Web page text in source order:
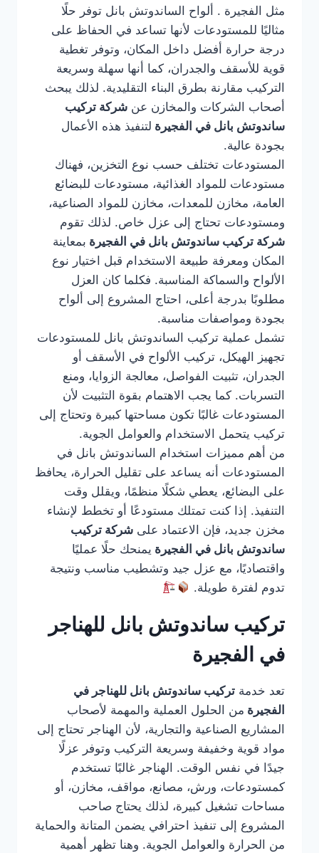
مثل الفجيرة . ألواح الساندوتش بانل توفر حلًا
مثاليًا للمستودعات لأنها تساعد في الحفاظ على
درجة حرارة أفضل داخل المكان، وتوفر تغطية
قوية للأسقف والجدران، كما أنها سهلة وسريعة
التركيب مقارنة بطرق البناء التقليدية. لذلك يبحث
أصحاب الشركات والمخازن عن شركة تركيب
ساندوتش بانل في الفجيرة لتنفيذ هذه الأعمال
بجودة عالية.
المستودعات تختلف حسب نوع التخزين، فهناك
مستودعات للمواد الغذائية، مستودعات للبضائع
العامة، مخازن للمعدات، مخازن للمواد الصناعية،
ومستودعات تحتاج إلى عزل خاص. لذلك تقوم
شركة تركيب ساندوتش بانل في الفجيرة بمعاينة
المكان ومعرفة طبيعة الاستخدام قبل اختيار نوع
الألواح والسماكة المناسبة. فكلما كان العزل
مطلوبًا بدرجة أعلى، احتاج المشروع إلى ألواح
بجودة ومواصفات مناسبة.
تشمل عملية تركيب الساندوتش بانل للمستودعات
تجهيز الهيكل، تركيب الألواح في الأسقف أو
الجدران، تثبيت الفواصل، معالجة الزوايا، ومنع
التسربات. كما يجب الاهتمام بقوة التثبيت لأن
المستودعات غالبًا تكون مساحتها كبيرة وتحتاج إلى
تركيب يتحمل الاستخدام والعوامل الجوية.
من أهم مميزات استخدام الساندوتش بانل في
المستودعات أنه يساعد على تقليل الحرارة، يحافظ
على البضائع، يعطي شكلًا منظمًا، ويقلل وقت
التنفيذ. إذا كنت تمتلك مستودعًا أو تخطط لإنشاء
مخزن جديد، فإن الاعتماد على شركة تركيب
ساندوتش بانل في الفجيرة يمنحك حلًا عمليًا
واقتصاديًا، مع عزل جيد وتشطيب مناسب ونتيجة
تدوم لفترة طويلة.
تركيب ساندوتش بانل للهناجر
في الفجيرة
تعد خدمة تركيب ساندوتش بانل للهناجر في
الفجيرة من الحلول العملية والمهمة لأصحاب
المشاريع الصناعية والتجارية، لأن الهناجر تحتاج إلى
مواد قوية وخفيفة وسريعة التركيب وتوفر عزلًا
جيدًا في نفس الوقت. الهناجر غالبًا تستخدم
كمستودعات، ورش، مصانع، مواقف، مخازن، أو
مساحات تشغيل كبيرة، لذلك يحتاج صاحب
المشروع إلى تنفيذ احترافي يضمن المتانة والحماية
من الحرارة والعوامل الجوية. وهنا تظهر أهمية